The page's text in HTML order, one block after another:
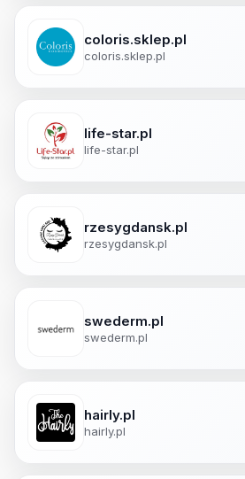
coloris.sklep.pl
coloris.sklep.pl
life-star.pl
life-star.pl
rzesygdansk.pl
rzesygdansk.pl
swederm.pl
swederm.pl
hairly.pl
hairly.pl